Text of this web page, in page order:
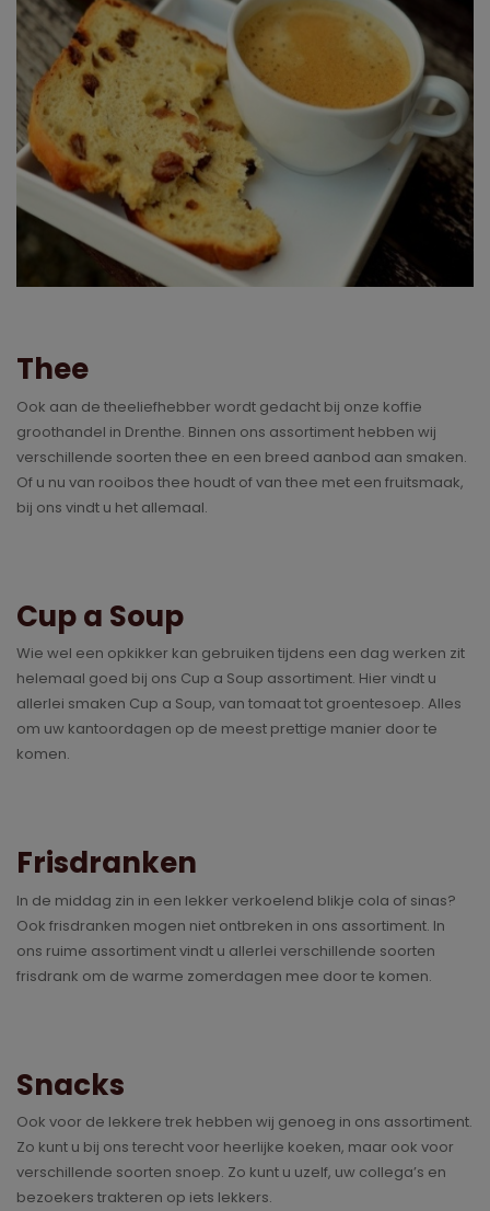
Thee
Ook aan de theeliefhebber wordt gedacht bij onze koffie
groothandel in Drenthe. Binnen ons assortiment hebben wij
verschillende soorten thee en een breed aanbod aan smaken.
Of u nu van rooibos thee houdt of van thee met een fruitsmaak,
bij ons vindt u het allemaal.
Cup a Soup
Wie wel een opkikker kan gebruiken tijdens een dag werken zit
helemaal goed bij ons Cup a Soup assortiment. Hier vindt u
allerlei smaken Cup a Soup, van tomaat tot groentesoep. Alles
om uw kantoordagen op de meest prettige manier door te
komen.
Frisdranken
In de middag zin in een lekker verkoelend blikje cola of sinas?
Ook frisdranken mogen niet ontbreken in ons assortiment. In
ons ruime assortiment vindt u allerlei verschillende soorten
frisdrank om de warme zomerdagen mee door te komen.
Snacks
Ook voor de lekkere trek hebben wij genoeg in ons assortiment.
Zo kunt u bij ons terecht voor heerlijke koeken, maar ook voor
verschillende soorten snoep. Zo kunt u uzelf, uw collega’s en
bezoekers trakteren op iets lekkers.